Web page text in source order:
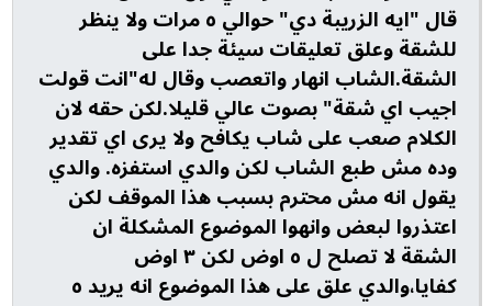
قال "ايه الزريبة دي" حوالي ٥ مرات ولا ينظر
للشقة وعلق تعليقات سيئة جدا على
الشقة.الشاب انهار واتعصب وقال له"انت قولت
اجيب اي شقة" بصوت عالي قليلا.لكن حقه لان
الكلام صعب على شاب يكافح ولا يرى اي تقدير
وده مش طبع الشاب لكن والدي استفزه. والدي
يقول انه مش محترم بسبب هذا الموقف لكن
اعتذروا لبعض وانهوا الموضوع المشكلة ان
الشقة لا تصلح ل ٥ اوض لكن ٣ اوض
كفايا،والدي علق على هذا الموضوع انه يريد ٥